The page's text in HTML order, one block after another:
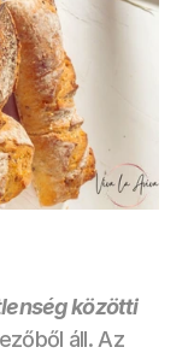
közötti
áll. Az